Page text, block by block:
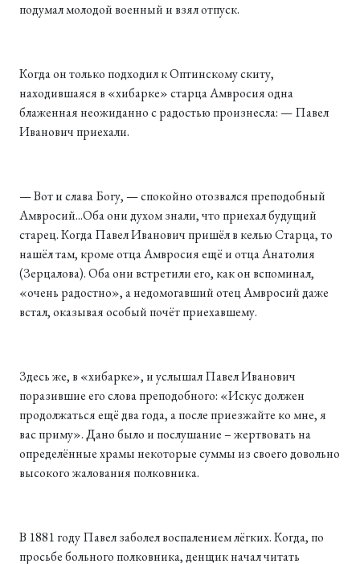
подумал молодой военный и взял отпуск.
Когда он только подходил к Оптинскому скиту,
находившаяся в «хибарке» старца Амвросия одна
блаженная неожиданно с радостью произнесла: — Павел
Иванович приехали.
— Вот и слава Богу, — спокойно отозвался преподобный
Амвросий...Оба они духом знали, что приехал будущий
старец. Когда Павел Иванович пришёл в келью Старца, то
нашёл там, кроме отца Амвросия ещё и отца Анатолия
(Зерцалова). Оба они встретили его, как он вспоминал,
«очень радостно», а недомогавший отец Амвросий даже
встал, оказывая особый почёт приехавшему.
Здесь же, в «хибарке», и услышал Павел Иванович
поразившие его слова преподобного: «Искус должен
продолжаться ещё два года, а после приезжайте ко мне, я
вас приму». Дано было и послушание – жертвовать на
определённые храмы некоторые суммы из своего довольно
высокого жалования полковника.
В 1881 году Павел заболел воспалением лёгких. Когда, по
просьбе больного полковника, денщик начал читать